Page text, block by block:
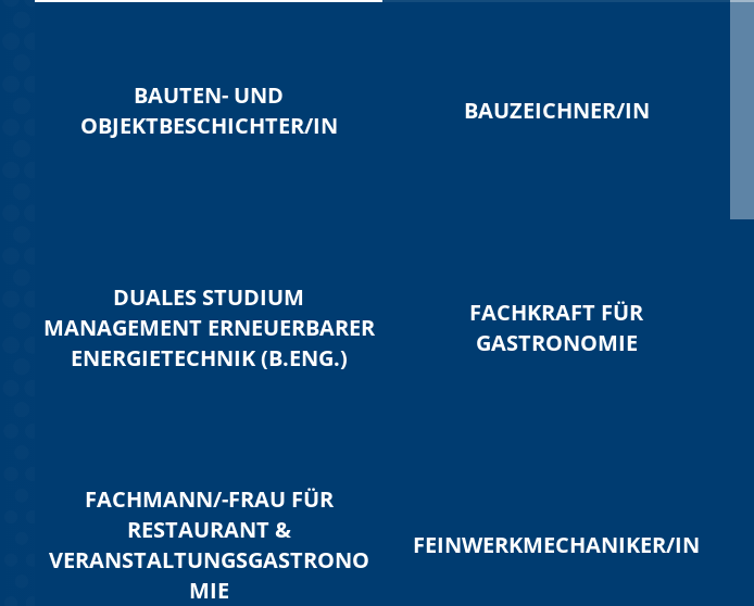
BAUTEN- UND
OBJEKTBESCHICHTER/IN
BAUZEICHNER/IN
DUALES STUDIUM
MANAGEMENT ERNEUERBARER
ENERGIETECHNIK (B.ENG.)
FACHKRAFT FÜR
GASTRONOMIE
FACHMANN/-FRAU FÜR
RESTAURANT &
VERANSTALTUNGSGASTRONO
MIE
FEINWERKMECHANIKER/IN